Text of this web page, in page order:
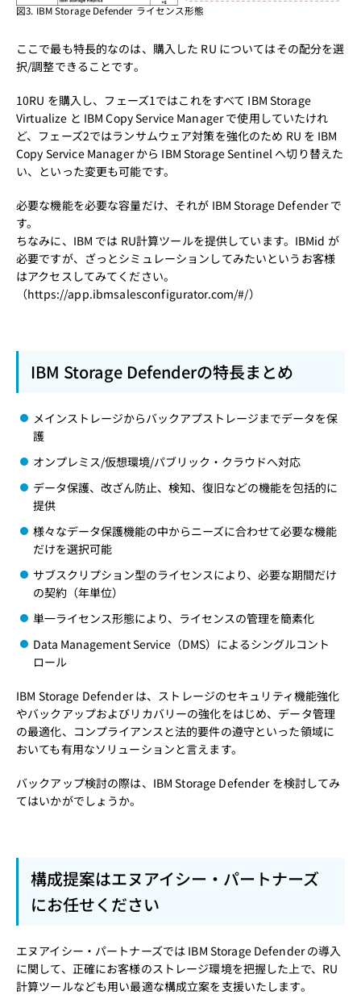
図3. IBM Storage Defender ライセンス形態
ここで最も特長的なのは、購入した RU についてはその配分を選
択/調整できることです。
10RU を購入し、フェーズ1ではこれをすべて IBM Storage
Virtualize と IBM Copy Service Manager で使用していたけれ
ど、フェーズ2ではランサムウェア対策を強化のため RU を IBM
Copy Service Manager から IBM Storage Sentinel へ切り替えた
い、といった変更も可能です。
必要な機能を必要な容量だけ、それが IBM Storage Defender で
す。
ちなみに、IBM では RU計算ツールを提供しています。IBMid が
必要ですが、ざっとシミュレーションしてみたいというお客様
はアクセスしてみてください。
（https://app.ibmsalesconfigurator.com/#/）
IBM Storage Defenderの特長まとめ
メインストレージからバックアプストレージまでデータを保
護
オンプレミス/仮想環境/パブリック・クラウドへ対応
データ保護、改ざん防止、検知、復旧などの機能を包括的に
提供
様々なデータ保護機能の中からニーズに合わせて必要な機能
だけを選択可能
サブスクリプション型のライセンスにより、必要な期間だけ
の契約（年単位）
単一ライセンス形態により、ライセンスの管理を簡素化
Data Management Service（DMS）によるシングルコント
ロール
IBM Storage Defender は、ストレージのセキュリティ機能強化
やバックアップおよびリカバリーの強化をはじめ、データ管理
の最適化、コンプライアンスと法的要件の遵守といった領域に
おいても有用なソリューションと言えます。
バックアップ検討の際は、IBM Storage Defender を検討してみ
てはいかがでしょうか。
構成提案はエヌアイシー・パートナーズ
にお任せください
エヌアイシー・パートナーズでは IBM Storage Defender の導入
に関して、正確にお客様のストレージ環境を把握した上で、RU
計算ツールなども用い最適な構成立案を支援いたします。